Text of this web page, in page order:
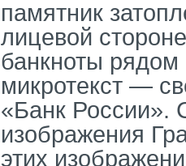
памятник
лицевой
банкноты рядом
микротекст —
«Банк России».
изображения
этих